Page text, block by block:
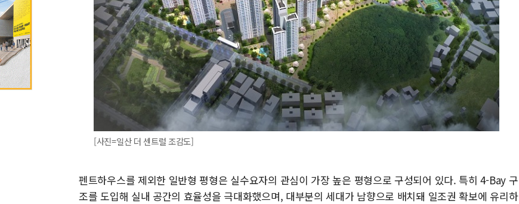
[사진=일산 더 센트럴 조감도]
펜트하우스를 제외한 일반형 평형은 실수요자의 관심이 가장 높은 평형으로 구성되어 있다. 특히 4-Bay 구
조를 도입해 실내 공간의 효율성을 극대화했으며, 대부분의 세대가 남향으로 배치돼 일조권 확보에 유리하